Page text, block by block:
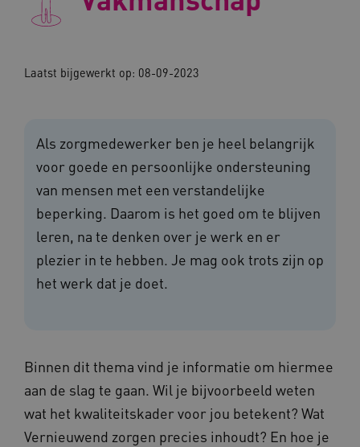
Laatst bijgewerkt op: 08-09-2023
Als zorgmedewerker ben je heel belangrijk
voor goede en persoonlijke ondersteuning
van mensen met een verstandelijke
beperking. Daarom is het goed om te blijven
leren, na te denken over je werk en er
plezier in te hebben. Je mag ook trots zijn op
het werk dat je doet.
Binnen dit thema vind je informatie om hiermee
aan de slag te gaan. Wil je bijvoorbeeld weten
wat het kwaliteitskader voor jou betekent? Wat
Vernieuwend zorgen precies inhoudt? En hoe je